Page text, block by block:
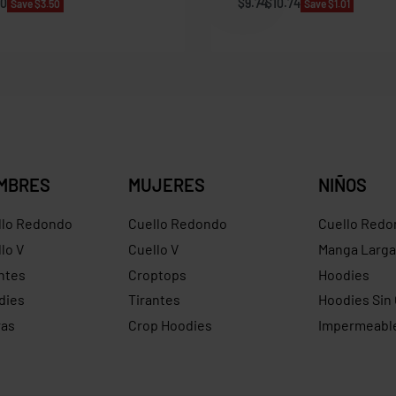
Save $3.50 $9.74$ 10.74 Save $1.01
Redondo
V
MUJERES
Cuello Redondo
Cuello V
Croptops
Tirantes
Crop Hoodies
NIÑOS
Cuello
Manga Larga
Hoodies
Hoodies Sin